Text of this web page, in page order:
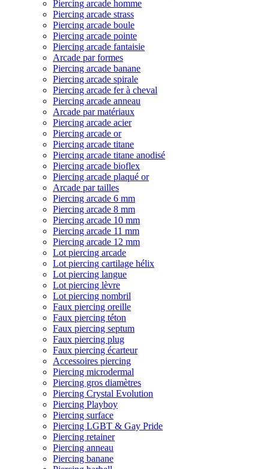
Piercing arcade homme
Piercing arcade strass
Piercing arcade boule
Piercing arcade pointe
Piercing arcade fantaisie
Arcade par formes
Piercing arcade banane
Piercing arcade spirale
Piercing arcade fer à cheval
Piercing arcade anneau
Arcade par matériaux
Piercing arcade acier
Piercing arcade or
Piercing arcade titane
Piercing arcade titane anodisé
Piercing arcade bioflex
Piercing arcade plaqué or
Arcade par tailles
Piercing arcade 6 mm
Piercing arcade 8 mm
Piercing arcade 10 mm
Piercing arcade 11 mm
Piercing arcade 12 mm
Lot piercing arcade
Lot piercing cartilage hélix
Lot piercing langue
Lot piercing lèvre
Lot piercing nombril
Faux piercing oreille
Faux piercing téton
Faux piercing septum
Faux piercing plug
Faux piercing écarteur
Accessoires piercing
Piercing microdermal
Piercing gros diamètres
Piercing Crystal Evolution
Piercing Playboy
Piercing surface
Piercing LGBT & Gay Pride
Piercing retainer
Piercing anneau
Piercing banane